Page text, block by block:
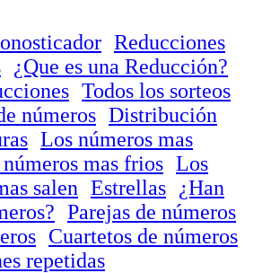
Reducciones
¿Que es una Reducción?
Todos los sorteos
números Distribución
Los números mas
mas frios Los
salen Estrellas
¿Han
Parejas de números
Cuartetos de números
repetidas